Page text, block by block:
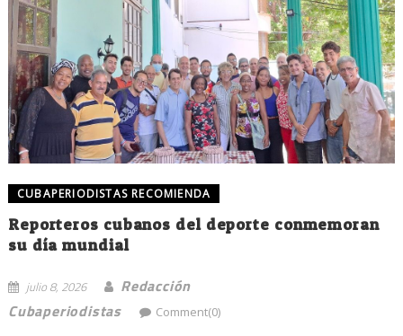
CUBAPERIODISTAS RECOMIENDA
Reporteros cubanos del deporte conmemoran
su día mundial
julio 8, 2026
Redacción
Cubaperiodistas
Comment(0)